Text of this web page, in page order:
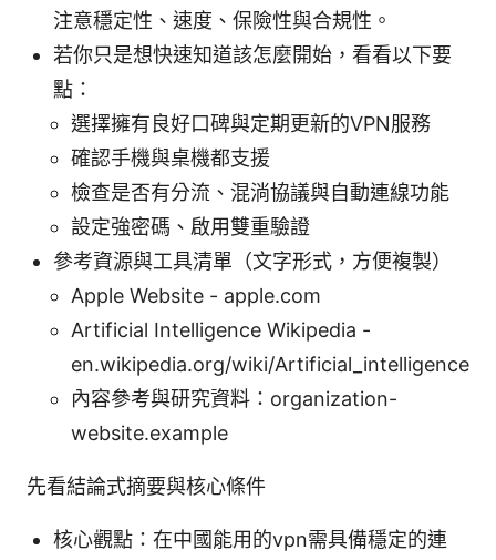
注意穩定性、速度、保險性與合規性。
若你只是想快速知道該怎麼開始，看看以下要
點：
選擇擁有良好口碑與定期更新的VPN服務
確認手機與桌機都支援
檢查是否有分流、混淌協議與自動連線功能
設定強密碼、啟用雙重驗證
參考資源與工具清單（文字形式，方便複製）
Apple Website - apple.com
Artificial Intelligence Wikipedia -
en.wikipedia.org/wiki/Artificial_intelligence
內容參考與研究資料：organization-
website.example
先看結論式摘要與核心條件
核心觀點：在中國能用的vpn需具備穩定的連